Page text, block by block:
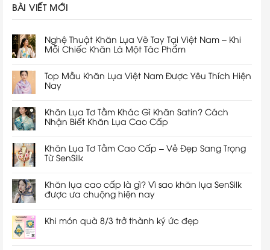
BÀI VIẾT MỚI
Nghệ Thuật Khăn Lụa Vẽ Tay Tại Việt Nam – Khi
Mỗi Chiếc Khăn Là Một Tác Phẩm
Top Mẫu Khăn Lụa Việt Nam Được Yêu Thích Hiện
Nay
Khăn Lụa Tơ Tằm Khác Gì Khăn Satin? Cách
Nhận Biết Khăn Lụa Cao Cấp
Khăn Lụa Tơ Tằm Cao Cấp – Vẻ Đẹp Sang Trọng
Từ SenSilk
Khăn lụa cao cấp là gì? Vì sao khăn lụa SenSilk
được ưa chuộng hiện nay
Khi món quà 8/3 trở thành ký ức đẹp